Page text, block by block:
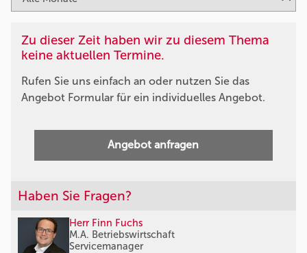
Zu dieser Zeit haben wir zu diesem Thema
keine aktuellen Termine.
Rufen Sie uns einfach an oder nutzen Sie das
Angebot Formular für ein individuelles Angebot.
Angebot anfragen
Haben Sie Fragen?
Herr Finn Fuchs
M.A. Betriebswirtschaft
Servicemanager